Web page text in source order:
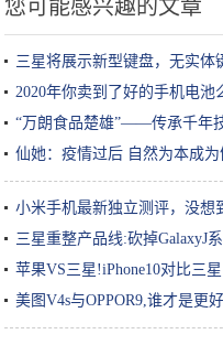
您可能感兴趣的文章
三星将展示新型键盘，无实体
2020年你卖到了好的手机电池
“万朗食品楚雄”——传承千年
仙她：疫情过后 自然为本成
小米手机最新独立测评，没想
三星重整产品线:砍掉GalaxyJ系
苹果VS三星!iPhone10对比三星
美图V4s与OPPOR9,谁才是更